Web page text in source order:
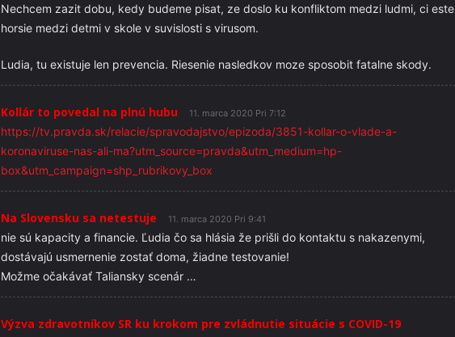
Nechcem zazit dobu, kedy budeme pisat, ze doslo ku konfliktom medzi ludmi, ci este
horsie medzi detmi v skole v suvislosti s virusom.
Ludia, tu existuje len prevencia. Riesenie nasledkov moze sposobit fatalne skody.
Kollár to povedal na plnú hubu 11. marca 2020 Pri 7:12
https://tv.pravda.sk/relacie/spravodajstvo/epizoda/3851-kollar-o-vlade-a-
koronaviruse-nas-ali-ma?utm_source=pravda&utm_medium=hp-
box&utm_campaign=shp_rubrikovy_box
Na Slovensku sa netestuje 11. marca 2020 Pri 9:41
nie sú kapacity a financie. Ľudia čo sa hlásia že prišli do kontaktu s nakazenymi,
dostávajú usmernenie zostať doma, žiadne testovanie!
Možme očakávať Taliansky scenár …
Výzva zdravotníkov SR ku krokom pre zvládnutie situácie s COVID-19